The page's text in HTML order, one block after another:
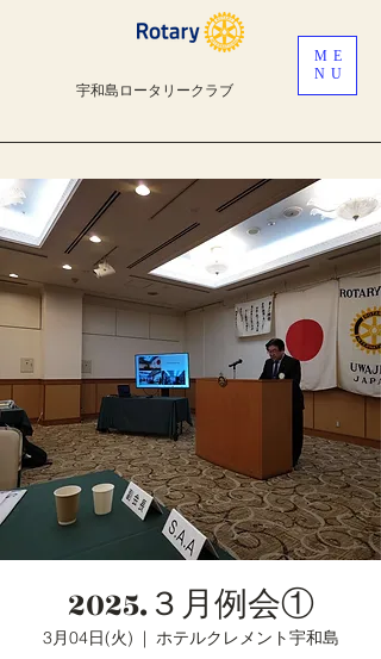
宇和島ロータリークラブ
ME
NU
2025.３月例会①
3月04日(火)
  |
ホテルクレメント宇和島